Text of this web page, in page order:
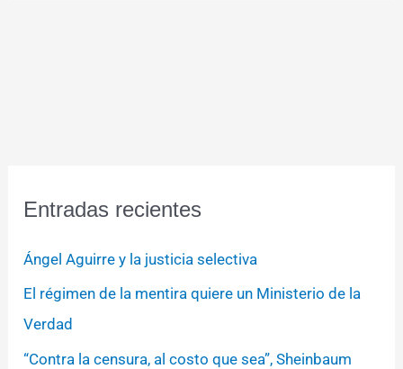
Entradas recientes
Ángel Aguirre y la justicia selectiva
El régimen de la mentira quiere un Ministerio de la
Verdad
“Contra la censura, al costo que sea”, Sheinbaum